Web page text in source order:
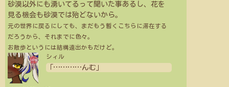
砂漠以外にも湧いてるって聞いた事あるし、花を
見る機会も砂漠では殆どないから。
元の世界に戻るにしても、まだもう暫くこちらに滞在する
だろうから、それまでに色々。
お散歩というには結構遠出かもだけど。
シィル
…………んむ」